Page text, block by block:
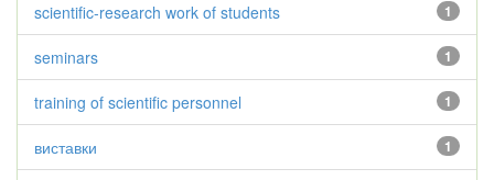
1
scientific-research work of students
1
seminars
1
training of scientific personnel
1
виставки